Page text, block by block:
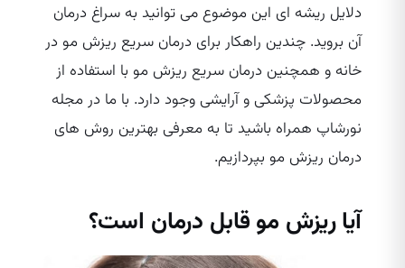
دلایل ریشه‌ ای این موضوع می‌ توانید به سراغ درمان
آن بروید. چندین راهکار برای درمان سریع ریزش مو در
خانه و همچنین درمان سریع ریزش مو با استفاده از
محصولات پزشکی و آرایشی وجود دارد. با ما در مجله
نورشاپ همراه باشید تا به معرفی بهترین روش ‌های
درمان ریزش مو بپردازیم.
آیا ریزش مو قابل درمان است؟